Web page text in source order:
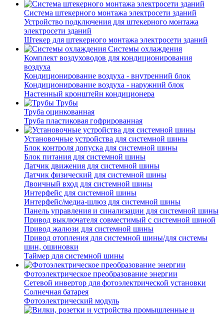
Система штекерного монтажа электросети зданий
Устройство подключения для штекерного монтажа
электросети зданий
Штекер для штекерного монтажа электросети зданий
Системы охлаждения
Комплект воздуховодов для кондиционирования
воздуха
Кондиционирование воздуха - внутренний блок
Кондиционирование воздуха - наружний блок
Настенный кронштейн кондиционера
Трубы
Труба оцинкованная
Труба пластиковая гофрированная
Установочные устройства для системной шины
Блок контроля допуска для системной шины
Блок питания для системной шины
Датчик движения для системной шины
Датчик физический для системной шины
Двоичный вход для системной шины
Интерфейс для системной шины
Интерфейс/медиа-шлюз для системной шины
Панель управления и синализации для системной шины
Привод выключателя совместимый с системной шиной
Привод жалюзи для системной шины
Привод отопления для системной шины/для системы
шин, ошиновки
Таймер для системной шины
Фотоэлектрическое преобразование энергии
Сетевой инвертор для фотоэлектрической установки
Солнечная батарея
Фотоэлектрический модуль